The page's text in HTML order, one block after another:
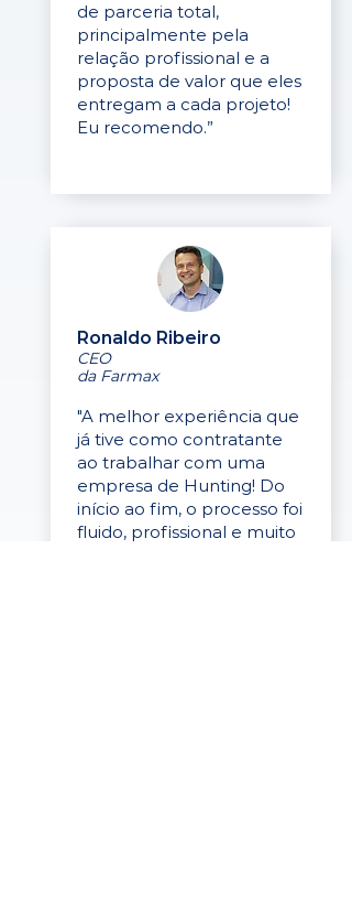
de parceria total,
principalmente pela
relação profissional e a
proposta de valor que eles
entregam a cada projeto!
Eu recomendo.”
Ronaldo Ribeiro
CEO
da Farmax
"A melhor experiência que
já tive como contratante
ao trabalhar com uma
empresa de Hunting! Do
início ao fim, o processo foi
fluido, profissional e muito